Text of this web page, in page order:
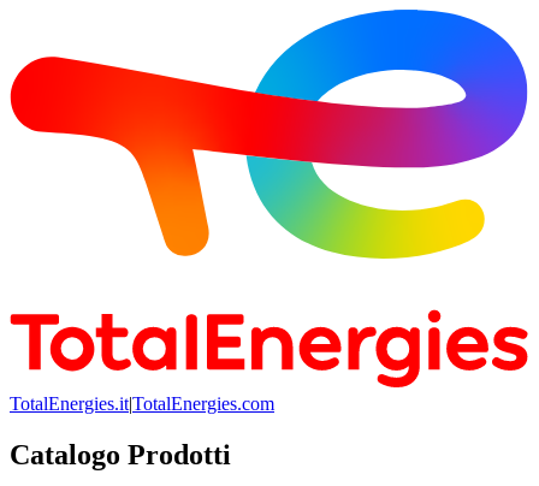
TotalEnergies.it|TotalEnergies.com
Catalogo Prodotti